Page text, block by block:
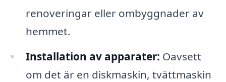
renoveringar eller ombyggnader av
hemmet.
Installation av apparater: Oavsett
om det är en diskmaskin, tvättmaskin